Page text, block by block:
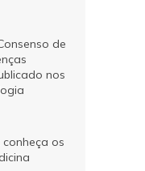
de
nos
conheça os